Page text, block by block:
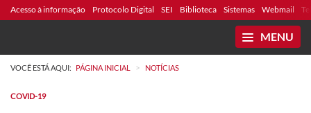
Acesso à informação Protocolo Digital SEI Biblioteca Sistemas Webmail
MENU
VOCÊ ESTÁ AQUI: PÁGINA INICIAL > NOTÍCIAS
COVID-19